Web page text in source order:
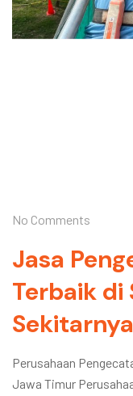
No Comments
Jasa
Terbaik di
Perusahaan
Jawa Timur